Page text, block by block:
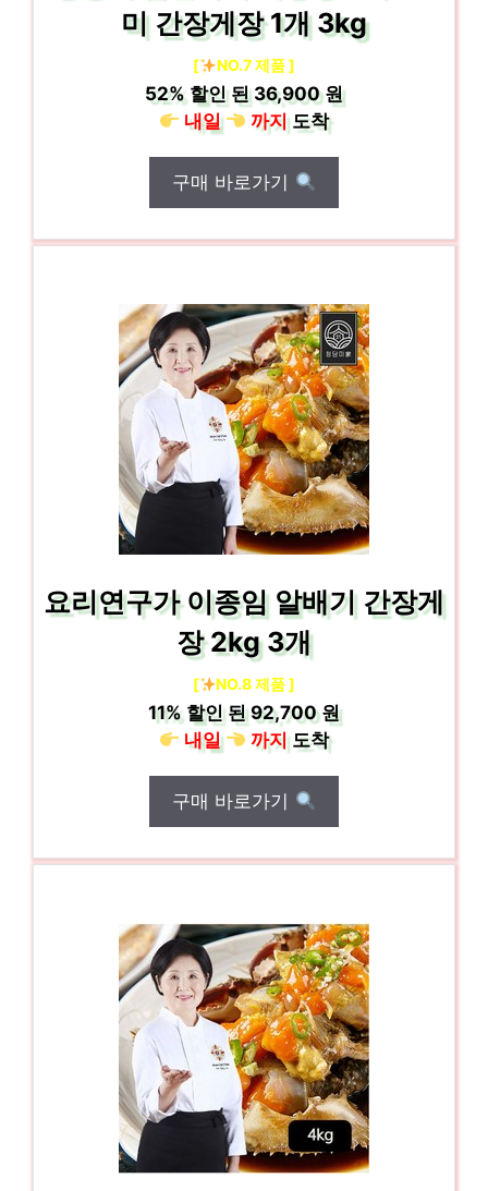
미 간장게장 1개 3kg
[ NO.7 제품 ]
52%할인 된36,900 원
내일
까지도착
구매 바로가기
요리연구가 이종임 알배기 간장게
장 2kg 3개
[ NO.8 제품 ]
11%할인 된92,700 원
내일
까지도착
구매 바로가기